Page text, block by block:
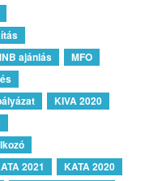
ajánlás
MFO
KIVA 2020
2021
KATA 2020